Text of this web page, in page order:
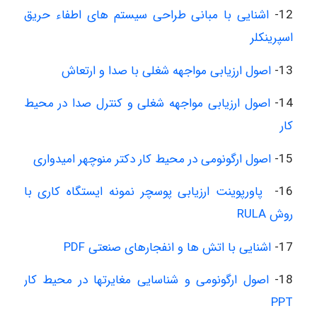
12- اشنایی با مبانی طراحی سیستم های اطفاء حریق
اسپرینکلر
13- اصول ارزیابی مواجهه شغلی با صدا و ارتعاش
14- اصول ارزیابی مواجهه شغلی و کنترل صدا در محیط
کار
15- اصول ارگونومی در محیط کار دکتر منوچهر امیدواری
16-
پاورپوینت ارزیابی پوسچر نمونه ایستگاه کاری با
روش RULA
17- اشنایی با اتش ها و انفجارهای صنعتی PDF
18- اصول ارگونومی و شناسایی مغایرتها در محیط کار
PPT